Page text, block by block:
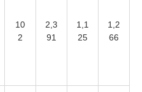
10
2
2,3
91
1,1
25
1,2
66